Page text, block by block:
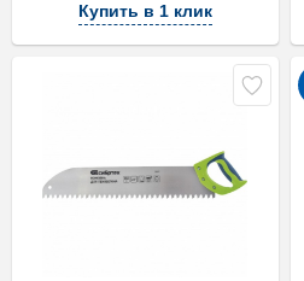
Купить в 1 клик